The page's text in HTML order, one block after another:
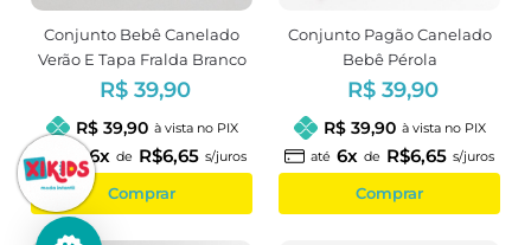
Conjunto Bebê Canelado
Verão E Tapa Fralda Branco
R$ 39,90
R$ 39,90 à vista no PIX
até
6x de R$6,65 s/juros
Comprar
Conjunto Pagão Canelado
Bebê Pérola
R$ 39,90
R$ 39,90 à vista no PIX
até 6x de R$6,65 s/juros
Comprar